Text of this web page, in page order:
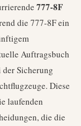
777-8F
die 777-8F ein
Auftragsbuch
Sicherung
Diese
laufenden
die die